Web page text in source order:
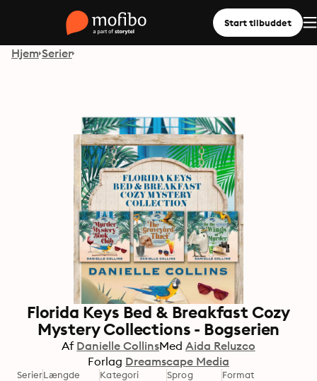
Start tilbuddet
Hjem Serier
Florida Keys Bed & Breakfast Cozy
Mystery Collections - Bogserien
Af Danielle CollinsMed Aida Reluzco
Forlag Dreamscape Media
SerierLængde Kategori Sprog Format